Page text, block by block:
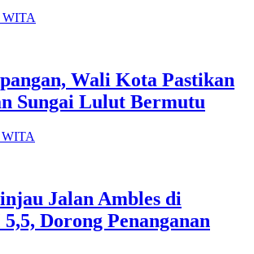
WITA
Wali Kota Pastikan
Sungai Lulut Bermutu
WITA
Jalan Ambles di
Dorong Penanganan